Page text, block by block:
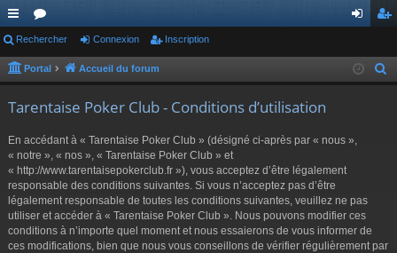
ac
co
s
or
u ne cri
Rechercher Connexion Inscription
Portal Accueil du forum
Tarentaise Poker Club - Conditions d’utilisation
En accédant à « Tarentaise Poker Club » (désigné ci-après par « nous »,
« notre », « nos », « Tarentaise Poker Club » et
« http://www.tarentaisepokerclub.fr »), vous acceptez d’être légalement
responsable des conditions suivantes. Si vous n’acceptez pas d’être
légalement responsable de toutes les conditions suivantes, veuillez ne pas
utiliser et accéder à « Tarentaise Poker Club ». Nous pouvons modifier ces
conditions à n’importe quel moment et nous essaierons de vous informer de
ces modifications, bien que nous vous conseillons de vérifier régulièrement par